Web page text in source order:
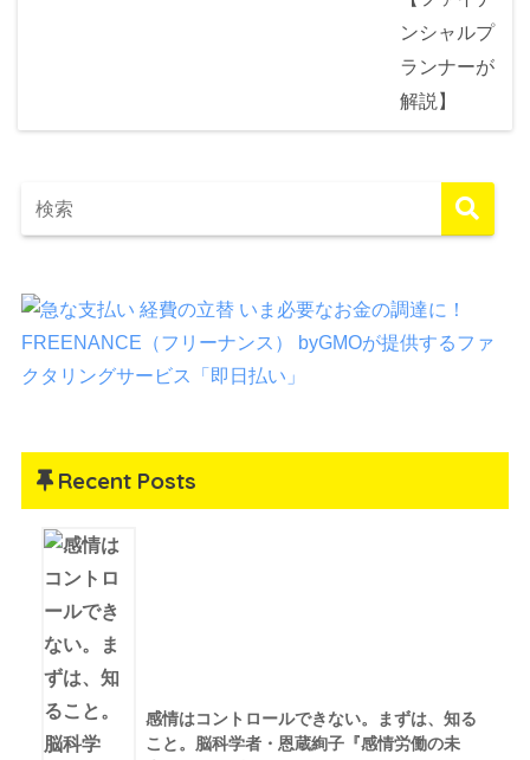
Recent Posts
感情はコントロールできない。まずは、知る
こと。脳科学者・恩蔵絢子『感情労働の未